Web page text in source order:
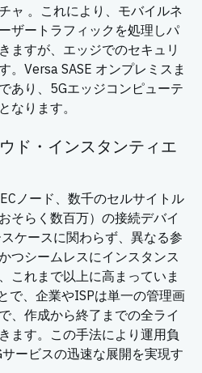
ャ 。これにより、モバイルネ
ザートラフィックを処理しパ
ますが、エッジでのセキュリ
。Versa SASE オンプレミスま
あり、5Gエッジコンピューテ
なります。
ド・インスタンティエ
ノード、数千のセルサイトル
そらく数百万）の接続デバイ
ケースに関わらず、異なる参
つシームレスにインスタンス
これまで以上に高まっていま
で、企業やISPは単一の管理画
、作成から終了までの全ライ
ます。この手法により運用負
ービスの迅速な展開を実現す